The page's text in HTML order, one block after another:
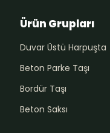
Ürün Grupları
Duvar Üstü Harpuşta
Beton Parke Taşı
Bordür Taşı
Beton Saksı